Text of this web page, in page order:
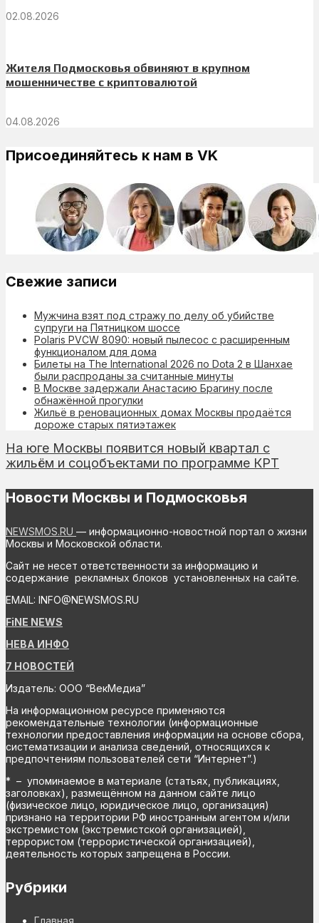
02.08.2026
Жителя Подмосковья обвиняют в крупном
мошенничестве с криптовалютой
04.08.2026
Присоединяйтесь к нам в VK
Свежие записи
Мужчина взят под стражу по делу об убийстве
супруги на Пятницком шоссе
Polaris PVCW 8090: новый пылесос с расширенным
функционалом для дома
Билеты на The International 2026 по Dota 2 в Шанхае
были распроданы за считанные минуты
В Москве задержали Анастасию Брагину после
обнажённой прогулки
Жильё в реновационных домах Москвы продаётся
дороже старых пятиэтажек
На юге Москвы появится новый квартал с
жильём и соцобъектами по программе КРТ
Новости Москвы и Подмосковья
NEWSMOS.RU — информационно-новостной портал о жизни
Москвы и Московской области.
Сайт не несет ответственности за информацию и
содержание рекламных блоков установленных на сайте.
EMAIL: INFO@NEWSMOS.RU
FiNE NEWS
НЕВА ИНФО
7 НОВОСТЕЙ
Издатель: ООО “ВекМедиа”
На информационном ресурсе применяются
рекомендательные технологии (информационные
технологии предоставления информации на основе сбора,
систематизации и анализа сведений, относящихся к
предпочтениям пользователей сети “Интернет”.)
* – упоминаемое в материале (статьях, публикациях,
заголовках), размещённом на данном сайте лицо
(физическое лицо, юридическое лицо, организация)
признано на территории РФ иностранным агентом и/или
экстремистом (экстремистской организацией),
террористом (террористической организацией),
деятельность которых запрещена в России.
Рубрики
Главная